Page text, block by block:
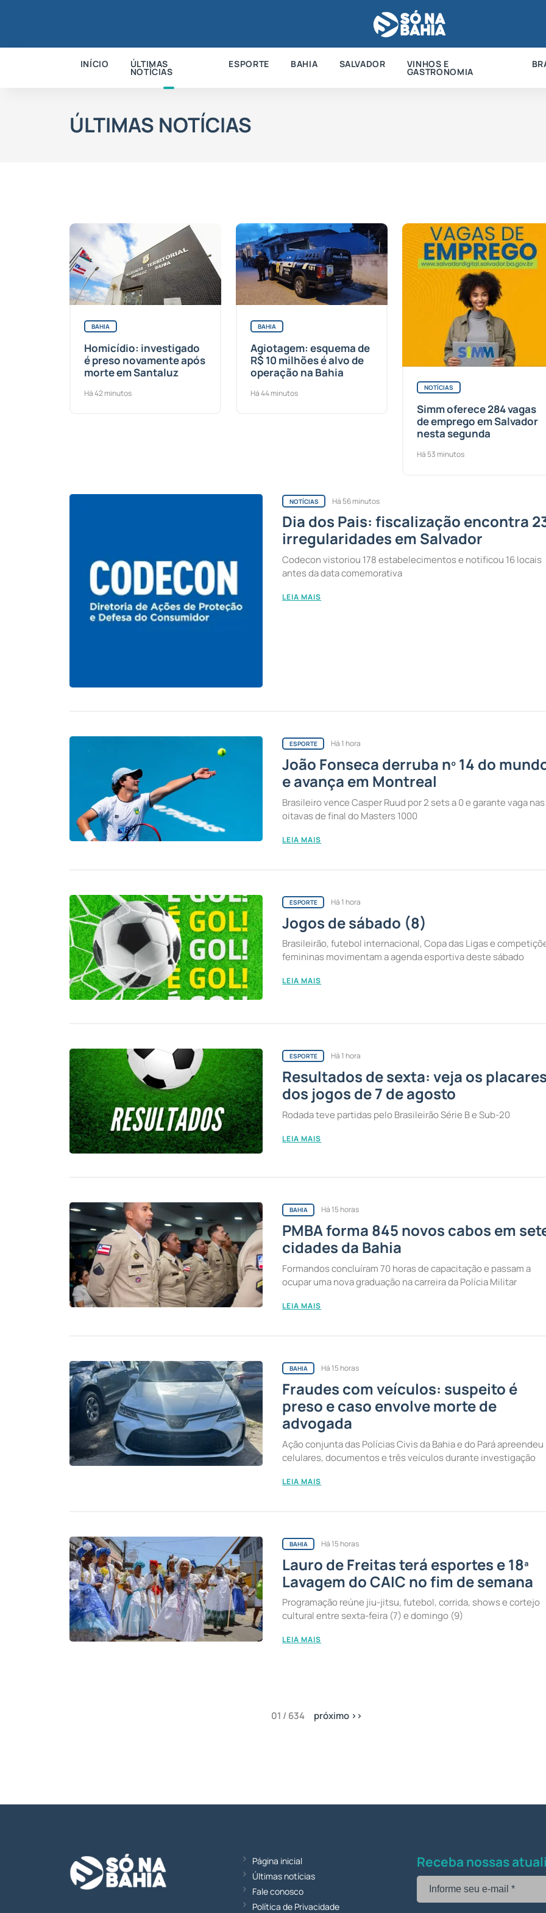
INÍCIO ÚLTIMAS
NOTÍCIAS
ESPORTE BAHIA SALVADOR VINHOS E
GASTRONOMIA
ÚLTIMAS NOTÍCIAS
BAHIA
Homicídio: investigado
é preso novamente após
morte em Santaluz
Há 42 minutos
BAHIA
Agiotagem: esquema de
R$ 10 milhões é alvo de
operação na Bahia
Há 44 minutos
NOTÍCIAS
Simm oferece 284 vagas
de emprego em Salvador
nesta segunda
Há 53 minutos
NOTÍCIAS Há 56 minutos
Dia dos Pais: fiscalização encontra
irregularidades em Salvador
Codecon vistoriou 178 estabelecimentos e notificou 16 locais
antes da data comemorativa
LEIA MAIS
ESPORTE Há 1 hora
João Fonseca derruba nº 14 do
e avança em Montreal
Brasileiro vence Casper Ruud por 2 sets a 0 e garante vaga nas
oitavas de final do Masters 1000
LEIA MAIS
ESPORTE Há 1 hora
Jogos de sábado (8)
Brasileirão, futebol internacional, Copa das Ligas e
femininas movimentam a agenda esportiva deste sábado
LEIA MAIS
ESPORTE Há 1 hora
Resultados de sexta: veja os
dos jogos de 7 de agosto
Rodada teve partidas pelo Brasileirão Série B e Sub-20
LEIA MAIS
BAHIA Há 15 horas
PMBA forma 845 novos cabos em
cidades da Bahia
Formandos concluíram 70 horas de capacitação e passam a
ocupar uma nova graduação na carreira da Polícia Militar
LEIA MAIS
BAHIA Há 15 horas
Fraudes com veículos: suspeito é
preso e caso envolve morte de
advogada
Ação conjunta das Polícias Civis da Bahia e do Pará apreendeu
celulares, documentos e três veículos durante investigação
LEIA MAIS
BAHIA Há 15 horas
Lauro de Freitas terá esportes e 18ª
Lavagem do CAIC no fim de semana
Programação reúne jiu-jitsu, futebol, corrida, shows e cortejo
cultural entre sexta-feira (7) e domingo (9)
LEIA MAIS
01 / 634 próximo >>
Página inicial
Últimas notícias
Fale conosco
Política de Privacidade
Receba nossas